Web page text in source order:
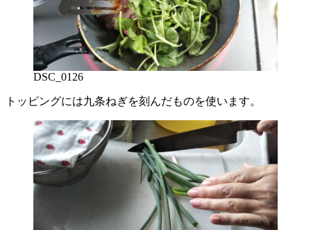
DSC_0126
トッピングには九条ねぎを刻んだものを使います。